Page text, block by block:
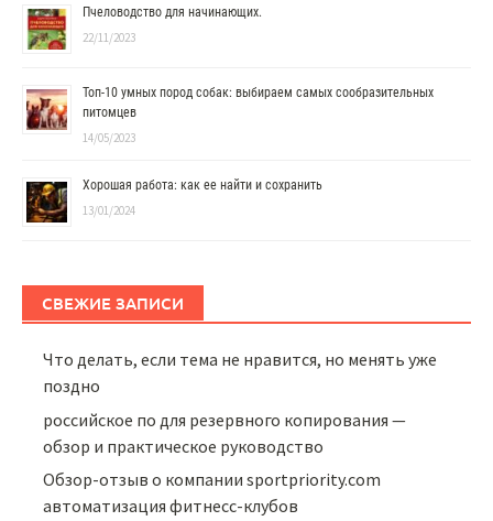
Пчеловодство для начинающих.
22/11/2023
Топ-10 умных пород собак: выбираем самых сообразительных
питомцев
14/05/2023
Хорошая работа: как ее найти и сохранить
13/01/2024
СВЕЖИЕ ЗАПИСИ
Что делать, если тема не нравится, но менять уже
поздно
российское по для резервного копирования —
обзор и практическое руководство
Обзор-отзыв о компании sportpriority.com
автоматизация фитнесс-клубов